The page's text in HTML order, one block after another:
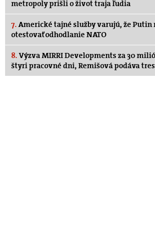
metropoly prišli o život traja ľudia
7. Americké tajné služby varujú, že Putin
otestovať odhodlanie NATO
8. Výzva MIRRI Developments za 30
štyri pracovné dni, Remišová podáva